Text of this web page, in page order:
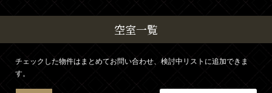
空室一覧
チェックした物件はまとめてお問い合わせ、検討中リストに追加できま
す。